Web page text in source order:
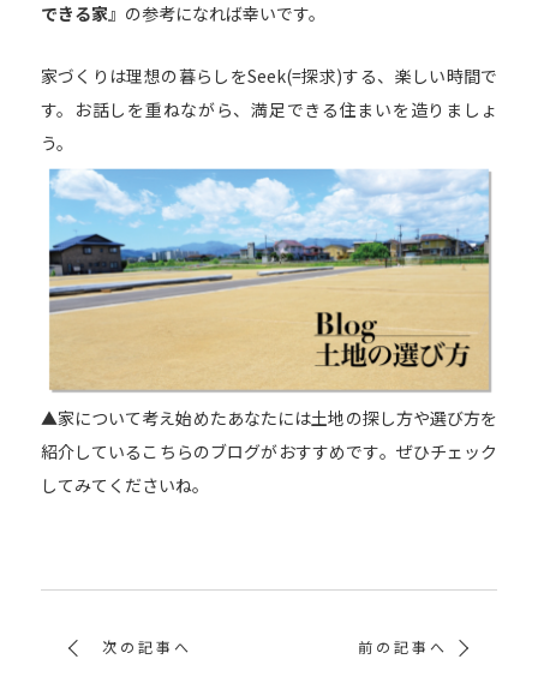
できる家』の参考になれば幸いです。
家づくりは理想の暮らしをSeek(=探求)する、楽しい時間で
す。お話しを重ねながら、満足できる住まいを造りましょ
う。
▲家について考え始めたあなたには土地の探し方や選び方を
紹介しているこちらのブログがおすすめです。ぜひチェック
してみてくださいね。
次の記事へ 前の記事へ